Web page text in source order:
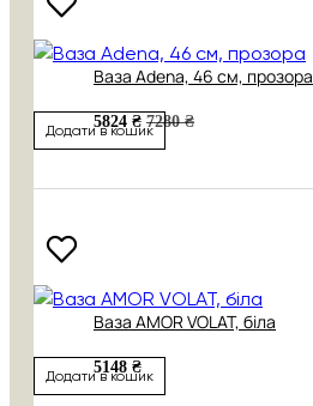
Ваза Adena, 46 см, прозора
5824 ₴ 7280 ₴
Додати в кошик
Ваза AMOR VOLAT, біла
5148 ₴
Додати в кошик